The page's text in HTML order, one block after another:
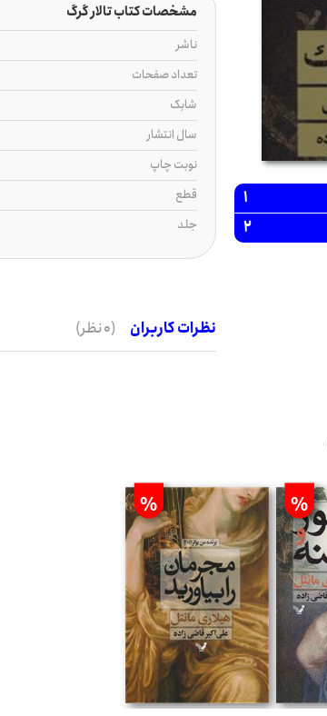
1
2
مشخصات کتاب تالار گرگ
ناشر
تعداد صفحات
شابک
سال انتشار
نوبت چاپ
قطع
جلد
نظرات کاربران (0 نظر)
%
%